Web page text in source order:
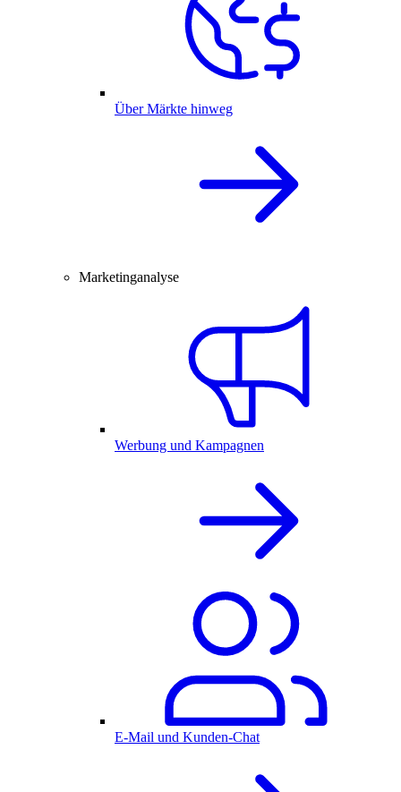
Über Märkte hinweg
Marketinganalyse
Werbung und Kampagnen
E-Mail und Kunden-Chat